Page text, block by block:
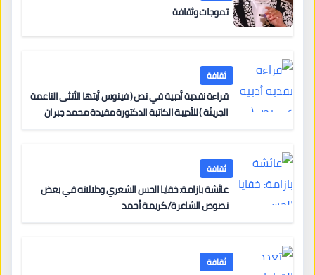
تموجات وثقافة
ثقافة
قراءة نقدية أدبية في نص ( فينوس أيتها الأنثى الناعمة
الجريئة ) للأديبة الكاتبة الدكتورة مفيدة محمد جبران
ثقافة
عائشة بازامة: خفايا الحس الشعري ودلالاته في بعض
نصوص الشاعرة/ كريمة أحمد
ثقافة